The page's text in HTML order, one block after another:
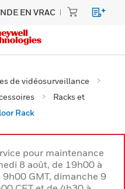
EN VRAC
de vidéosurveillance
Racks et
Rack
pour maintenance
8 août, de 19h00 à
GMT, dimanche 9